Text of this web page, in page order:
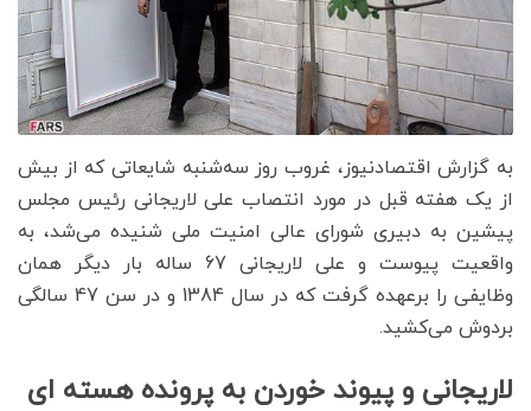
به گزارش اقتصادنیوز، غروب روز سه‌شنبه شایعاتی که از بیش
از یک هفته قبل در مورد انتصاب علی لاریجانی رئیس مجلس
پیشین به دبیری شورای عالی امنیت ملی شنیده می‌شد، به
واقعیت پیوست و علی لاریجانی 67 ساله بار دیگر همان
وظایفی را برعهده گرفت که در سال 1384 و در سن 47 سالگی
بردوش می‌کشید.
لاریجانی و پیوند خوردن به پرونده هسته ای